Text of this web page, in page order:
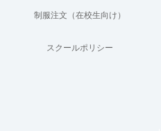
制服注文（在校生向け）
スクールポリシー